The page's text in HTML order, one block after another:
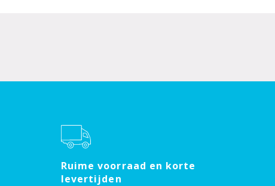
Ruime voorraad en korte
levertijden